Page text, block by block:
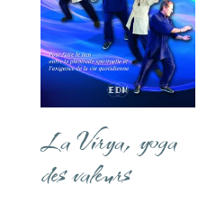
La Virya, yoga
des valeurs